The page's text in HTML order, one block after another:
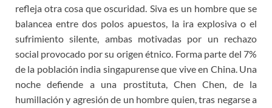
refleja otra cosa que oscuridad. Siva es un hombre que se
balancea entre dos polos apuestos, la ira explosiva o el
sufrimiento silente, ambas motivadas por un rechazo
social provocado por su origen étnico. Forma parte del 7%
de la población india singapurense que vive en China. Una
noche defiende a una prostituta, Chen Chen, de la
humillación y agresión de un hombre quien, tras negarse a